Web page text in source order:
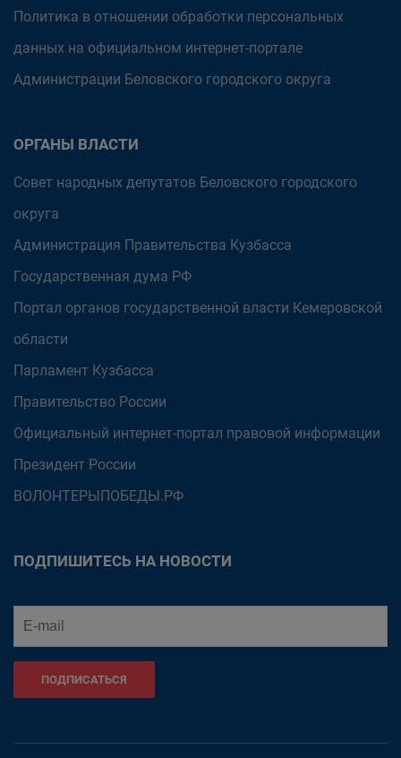
Политика в отношении обработки персональных
данных на официальном интернет-портале
Администрации Беловского городского округа
ОРГАНЫ ВЛАСТИ
Совет народных депутатов Беловского городского
округа
Администрация Правительства Кузбасса
Государственная дума РФ
Портал органов государственной власти Кемеровской
области
Парламент Кузбасса
Правительство России
Официальный интернет-портал правовой информации
Президент России
ВОЛОНТЕРЫПОБЕДЫ.РФ
ПОДПИШИТЕСЬ НА НОВОСТИ
ПОДПИСАТЬСЯ